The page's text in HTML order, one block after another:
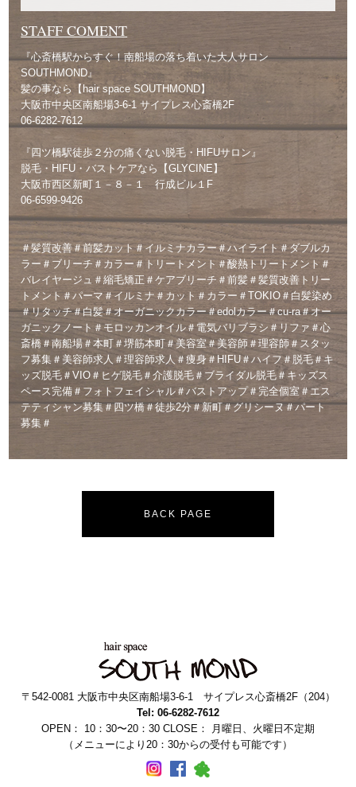
STAFF COMENT
『心斎橋駅からすぐ！南船場の落ち着いた大人サロン
SOUTHMOND』
髪の事なら【hair space SOUTHMOND】
大阪市中央区南船場3-6-1 サイプレス心斎橋2F
06-6282-7612
『四ツ橋駅徒歩２分の痛くない脱毛・HIFUサロン』
脱毛・HIFU・バストケアなら【GLYCINE】
大阪市西区新町１－８－１ 行成ビル１F
06-6599-9426
＃髪質改善＃前髪カット＃イルミナカラー＃ハイライト＃ダブルカ
ラー＃ブリーチ＃カラー＃トリートメント＃酸熱トリートメント＃
バレイヤージュ＃縮毛矯正＃ケアブリーチ＃前髪＃髪質改善トリー
トメント＃パーマ＃イルミナ＃カット＃カラー＃TOKIO＃白髪染め
＃リタッチ＃白髪＃オーガニックカラー＃edolカラー＃cu-ra＃オー
ガニックノート＃モロッカンオイル＃電気バリブラシ＃リファ＃心
斎橋＃南船場＃本町＃堺筋本町＃美容室＃美容師＃理容師＃スタッ
フ募集＃美容師求人＃理容師求人＃痩身＃HIFU＃ハイフ＃脱毛＃キ
ッズ脱毛＃VIO＃ヒゲ脱毛＃介護脱毛＃ブライダル脱毛＃キッズス
ペース完備＃フォトフェイシャル＃バストアップ＃完全個室＃エス
テティシャン募集＃四ツ橋＃徒歩2分＃新町＃グリシーヌ＃パート
募集＃
BACK PAGE
〒542-0081 大阪市中央区南船場3-6-1 サイプレス心斎橋2F（204）
Tel: 06-6282-7612
OPEN： 10：30〜20：30 CLOSE： 月曜日、火曜日不定期
（メニューにより20：30からの受付も可能です）